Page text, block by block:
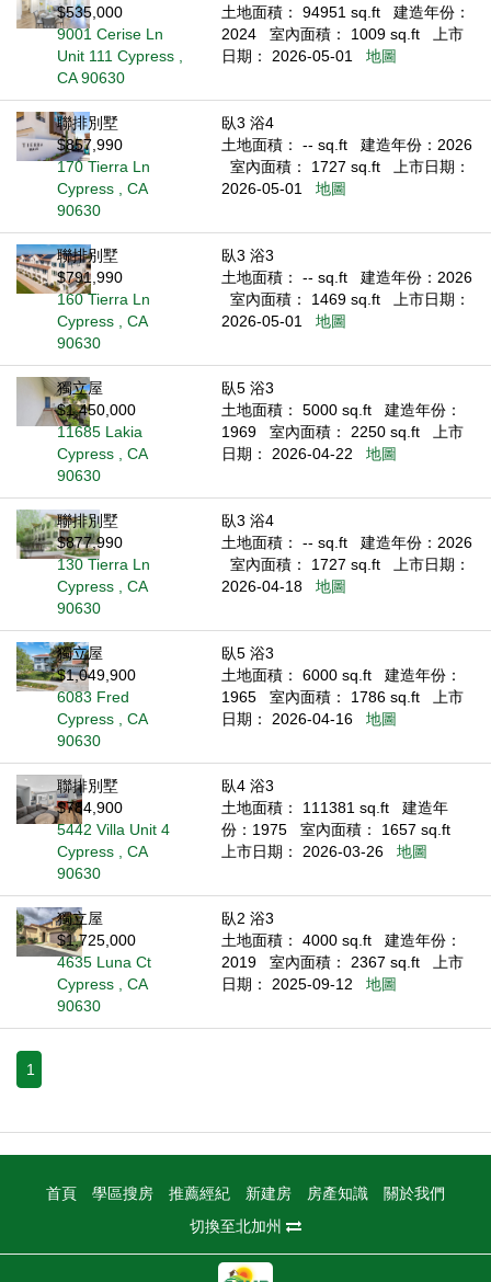
$535,000
9001 Cerise Ln
Unit 111 Cypress ,
CA 90630
土地面積： 94951 sq.ft
建造年份：
2024
室內面積： 1009 sq.ft
上市
日期： 2026-05-01
地圖
聯排別墅
$857,990
170 Tierra Ln
Cypress , CA
90630
臥3 浴4
土地面積： -- sq.ft
建造年份：2026
室內面積： 1727 sq.ft
上市日期：
2026-05-01
地圖
聯排別墅
$791,990
160 Tierra Ln
Cypress , CA
90630
臥3 浴3
土地面積： -- sq.ft
建造年份：2026
室內面積： 1469 sq.ft
上市日期：
2026-05-01
地圖
獨立屋
$1,450,000
11685 Lakia
Cypress , CA
90630
臥5 浴3
土地面積： 5000 sq.ft
建造年份：
1969
室內面積： 2250 sq.ft
上市
日期： 2026-04-22
地圖
聯排別墅
$877,990
130 Tierra Ln
Cypress , CA
90630
臥3 浴4
土地面積： -- sq.ft
建造年份：2026
室內面積： 1727 sq.ft
上市日期：
2026-04-18
地圖
獨立屋
$1,049,900
6083 Fred
Cypress , CA
90630
臥5 浴3
土地面積： 6000 sq.ft
建造年份：
1965
室內面積： 1786 sq.ft
上市
日期： 2026-04-16
地圖
聯排別墅
$784,900
5442 Villa Unit 4
Cypress , CA
90630
臥4 浴3
土地面積： 111381 sq.ft
建造年
份：1975
室內面積： 1657 sq.ft
上市日期： 2026-03-26
地圖
獨立屋
$1,725,000
4635 Luna Ct
Cypress , CA
90630
臥2 浴3
土地面積： 4000 sq.ft
建造年份：
2019
室內面積： 2367 sq.ft
上市
日期： 2025-09-12
地圖
1
首頁 學區搜房 推薦經紀 新建房 房產知識
關於我們
切換至北加州